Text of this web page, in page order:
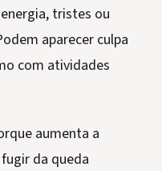
tristes ou
aparecer culpa
com atividades
aumenta a
da queda